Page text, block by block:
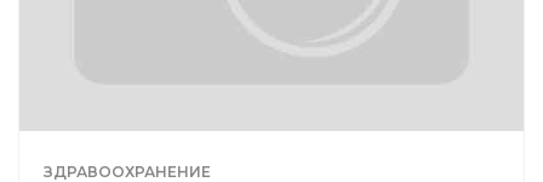
ЗДРАВООХРАНЕНИЕ